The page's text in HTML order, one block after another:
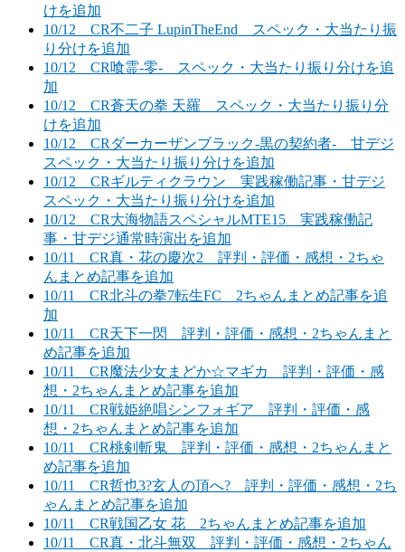
けを追加
10/12 CR不二子 LupinTheEnd スペック・大当たり振
り分けを追加
10/12 CR喰霊-零- スペック・大当たり振り分けを追
加
10/12 CR蒼天の拳 天羅 スペック・大当たり振り分
けを追加
10/12 CRダーカーザンブラック-黒の契約者- 甘デジ
スペック・大当たり振り分けを追加
10/12 CRギルティクラウン 実践稼働記事・甘デジ
スペック・大当たり振り分けを追加
10/12 CR大海物語スペシャルMTE15 実践稼働記
事・甘デジ通常時演出を追加
10/11 CR真・花の慶次2 評判・評価・感想・2ちゃ
んまとめ記事を追加
10/11 CR北斗の拳7転生FC 2ちゃんまとめ記事を追
加
10/11 CR天下一閃 評判・評価・感想・2ちゃんまと
め記事を追加
10/11 CR魔法少女まどか☆マギカ 評判・評価・感
想・2ちゃんまとめ記事を追加
10/11 CR戦姫絶唱シンフォギア 評判・評価・感
想・2ちゃんまとめ記事を追加
10/11 CR桃剣斬鬼 評判・評価・感想・2ちゃんまと
め記事を追加
10/11 CR哲也3?玄人の頂へ? 評判・評価・感想・2ち
ゃんまとめ記事を追加
10/11 CR戦国乙女 花 2ちゃんまとめ記事を追加
10/11 CR真・北斗無双 評判・評価・感想・2ちゃん